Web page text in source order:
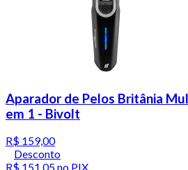
Aparador de Pelos Britânia
em 1 - Bivolt
R$ 159,00
Desconto
R$ 151,05no PIX